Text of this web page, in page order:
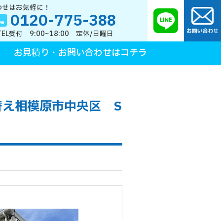
はお気軽に！
0120-775-388
受付 9:00~18:00 定休/日曜日
お見積り・お問い合わせはコチラ
え相模原市中央区 S